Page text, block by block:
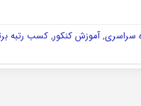
سراسری,آموزش کنکور,کسب رتبه